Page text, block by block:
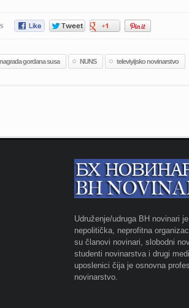
nagrada gordana susa NUNS televiyijsko novinarstvo
Udruženje/udruga BH novinari je
nepolitička, neprofitna
su članovi novinari, slobodni
studenti novinarstva i drugi
uposlenici čija je osnovna
novinarstvo.